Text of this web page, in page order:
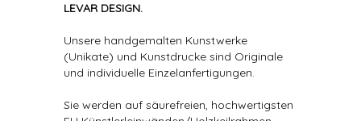
LEVAR DESIGN.
Unsere handgemalten Kunstwerke
(Unikate) und Kunstdrucke sind Originale
und individuelle Einzelanfertigungen.
Sie werden auf säurefreien, hochwertigsten